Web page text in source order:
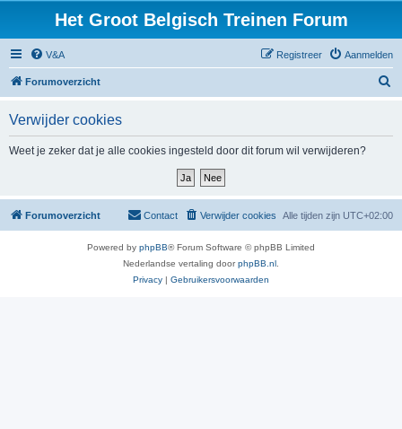
Het Groot Belgisch Treinen Forum
V&A Aanmelden
Registreer
Forumoverzicht
Verwijder cookies
Weet je zeker dat je alle cookies ingesteld door dit forum wil verwijderen?
Forumoverzicht Alle tijden zijn UTC+02:00
Verwijder cookies
Contact
Powered by phpBB® Forum Software © phpBB Limited
Nederlandse vertaling doorphpBB.nl
Privacy | Gebruikersvoorwaarden